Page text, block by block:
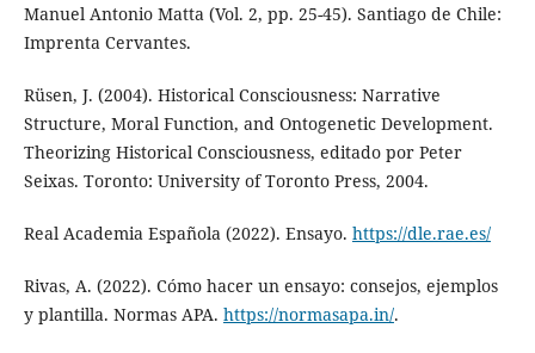
Manuel Antonio Matta (Vol. 2, pp. 25-45). Santiago de Chile:
Imprenta Cervantes.
Rüsen, J. (2004). Historical Consciousness: Narrative
Structure, Moral Function, and Ontogenetic Development.
Theorizing Historical Consciousness, editado por Peter
Seixas. Toronto: University of Toronto Press, 2004.
Real Academia Española (2022). Ensayo. https://dle.rae.es/
Rivas, A. (2022). Cómo hacer un ensayo: consejos, ejemplos
y plantilla. Normas APA. https://normasapa.in/.